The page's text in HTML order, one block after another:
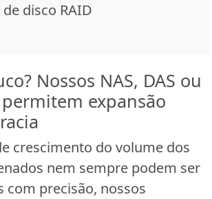
disco RAID
Nossos NAS, DAS ou
permitem expansão
crescimento do volume dos
nem sempre podem ser
com precisão, nossos